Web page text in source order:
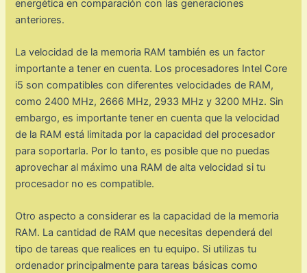
energética en comparación con las generaciones
anteriores.
La velocidad de la memoria RAM también es un factor
importante a tener en cuenta. Los procesadores Intel Core
i5 son compatibles con diferentes velocidades de RAM,
como 2400 MHz, 2666 MHz, 2933 MHz y 3200 MHz. Sin
embargo, es importante tener en cuenta que la velocidad
de la RAM está limitada por la capacidad del procesador
para soportarla. Por lo tanto, es posible que no puedas
aprovechar al máximo una RAM de alta velocidad si tu
procesador no es compatible.
Otro aspecto a considerar es la capacidad de la memoria
RAM. La cantidad de RAM que necesitas dependerá del
tipo de tareas que realices en tu equipo. Si utilizas tu
ordenador principalmente para tareas básicas como